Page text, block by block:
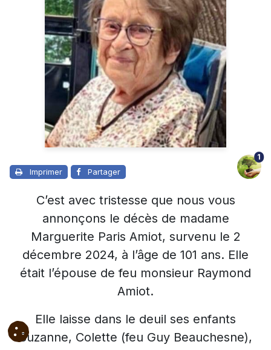
Imprimer Partager
1
C’est avec tristesse que nous vous
annonçons le décès de madame
Marguerite Paris Amiot, survenu le 2
décembre 2024, à l’âge de 101 ans. Elle
était l’épouse de feu monsieur Raymond
Amiot.
Elle laisse dans le deuil ses enfants
Suzanne, Colette (feu Guy Beauchesne),